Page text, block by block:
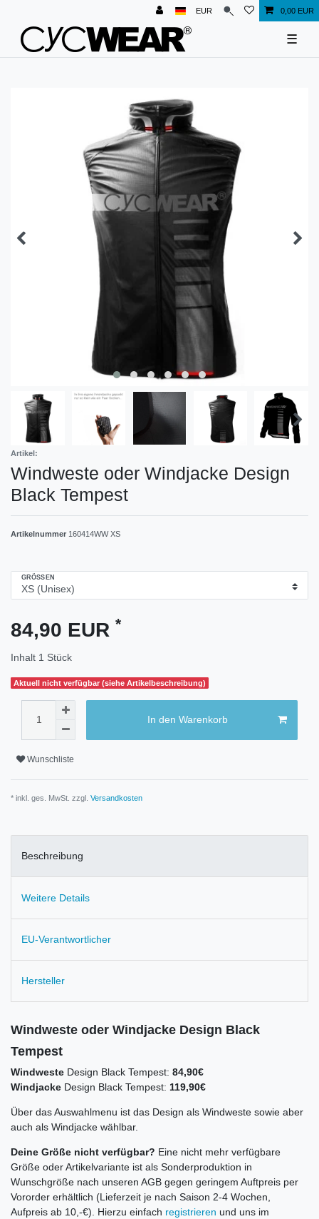
EUR 0,00 EUR
☰
Artikel:
Windweste oder Windjacke Design
Black Tempest
Artikelnummer 160414WW XS
GRÖSSEN
84,90 EUR *
Inhalt 1 Stück
Aktuell nicht verfügbar (siehe Artikelbeschreibung)
In den Warenkorb
Wunschliste
* inkl. ges. MwSt. zzgl. Versandkosten
Beschreibung
Weitere Details
EU-Verantwortlicher
Hersteller
Windweste oder Windjacke Design Black
Tempest
Windweste Design Black Tempest: 84,90€
Windjacke Design Black Tempest: 119,90€
Über das Auswahlmenu ist das Design als Windweste sowie aber
auch als Windjacke wählbar.
Deine Größe nicht verfügbar? Eine nicht mehr verfügbare
Größe oder Artikelvariante ist als Sonderproduktion in
Wunschgröße nach unseren AGB gegen geringem Auftpreis per
Vororder erhältlich (Lieferzeit je nach Saison 2-4 Wochen,
Aufpreis ab 10,-€). Hierzu einfach registrieren und uns im